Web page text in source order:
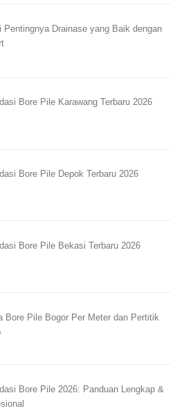
Pentingnya Drainase yang Baik dengan
Bore Pile Karawang Terbaru 2026
Bore Pile Depok Terbaru 2026
Bore Pile Bekasi Terbaru 2026
Bore Pile Bogor Per Meter dan Pertitik
Bore Pile 2026: Panduan Lengkap &